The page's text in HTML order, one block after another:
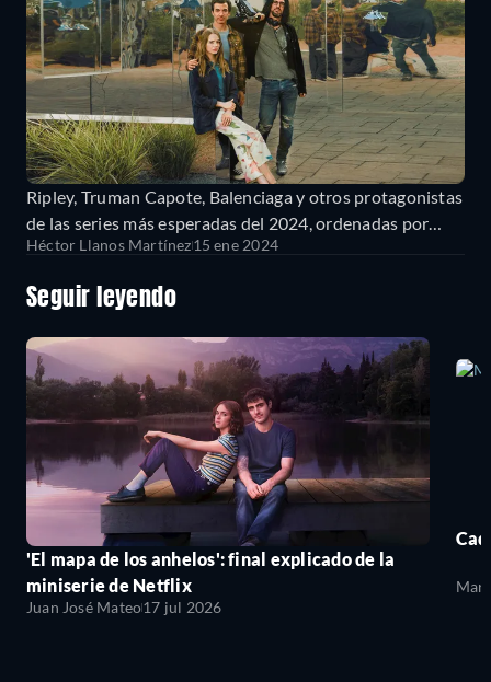
Ripley, Truman Capote, Balenciaga y otros protagonistas
de las series más esperadas del 2024, ordenadas por
fecha de estreno
Héctor Llanos Martínez15 ene 2024
Seguir leyendo
'El mapa de los anhelos': final explicado de la
miniserie de Netflix
Juan José Mateo17 jul 2026